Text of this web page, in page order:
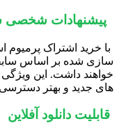
پیشنهادات
با خرید اشتراک پرمیوم
سازی شده بر اساس
خواهند داشت. این
های جدید و بهتر دسترسی
قابلیت دانلود آفلاین